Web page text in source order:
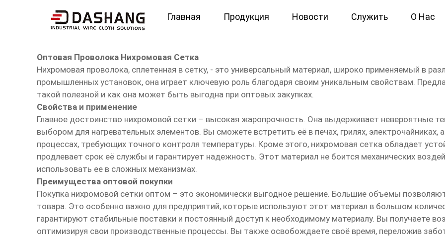
Главная Продукция Новости Служить О Нас
оптом Проволока нихромовая сетка
Оптовая Проволока Нихромовая Сетка
Нихромовая проволока, сплетенная в сетку, - это универсальный материал, широко применяемый в
промышленных установок, она играет ключевую роль благодаря своим уникальным свойствам.
такой полезной и как она может быть выгодна при оптовых закупках.
Свойства и применение
Главное достоинство нихромовой сетки – высокая жаропрочность. Она выдерживает невероятные
выбором для нагревательных элементов. Вы сможете встретить её в печах, грилях,
процессах, требующих точного контроля температуры. Кроме этого, нихромовая сетка обладает
продлевает срок её службы и гарантирует надежность. Этот материал не боится механических
использовать ее в сложных механизмах.
Преимущества оптовой покупки
Покупка нихромовой сетки оптом – это экономически выгодное решение. Большие объемы
товара. Это особенно важно для предприятий, которые используют этот материал в большом
гарантируют стабильные поставки и постоянный доступ к необходимому материалу. Вы получаете
оптимизируя свои производственные процессы. Вы также освобождаете своё время, переложив